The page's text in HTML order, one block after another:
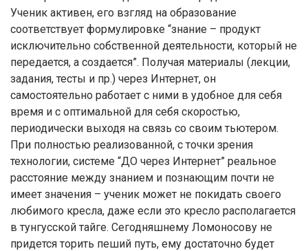
Ученик активен, его взгляд на образование
соответствует формулировке “знание – продукт
исключительно собственной деятельности, который не
передается, а создается”. Получая материалы (лекции,
задания, тесты и пр.) через Интернет, он
самостоятельно работает с ними в удобное для себя
время и с оптимальной для себя скоростью,
периодически выходя на связь со своим тьютером.
При полностью реализованной, с точки зрения
технологии, системе “ДО через Интернет” реальное
расстояние между знанием и познающим почти не
имеет значения – ученик может не покидать своего
любимого кресла, даже если это кресло располагается
в тунгусской тайге. Сегодняшнему Ломоносову не
придется торить пеший путь, ему достаточно будет